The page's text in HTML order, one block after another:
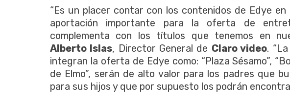
“Es un placer contar con los contenidos de Edye
aportación importante para la oferta de
complementa con los títulos que tenemos en
Alberto Islas, Director General de Claro video.
integran la oferta de Edye como: “Plaza Sésamo”,
de Elmo”, serán de alto valor para los padres que
para sus hijos y que por supuesto los podrán